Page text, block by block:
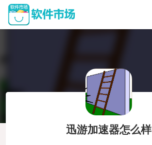
迅游加速器怎么样